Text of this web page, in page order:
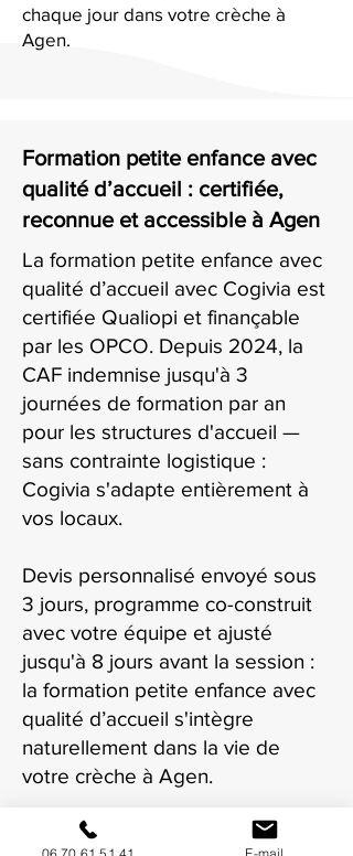
chaque jour dans votre crèche à
Agen.
Formation petite enfance avec
qualité d’accueil : certifiée,
reconnue et accessible à Agen
La formation petite enfance avec
qualité d’accueil avec Cogivia est
certifiée Qualiopi et finançable
par les OPCO. Depuis 2024, la
CAF indemnise jusqu'à 3
journées de formation par an
pour les structures d'accueil —
sans contrainte logistique :
Cogivia s'adapte entièrement à
vos locaux.
Devis personnalisé envoyé sous
3 jours, programme co-construit
avec votre équipe et ajusté
jusqu'à 8 jours avant la session :
la formation petite enfance avec
qualité d’accueil s'intègre
naturellement dans la vie de
votre crèche à Agen.
06 70 61 51 41 E-mail